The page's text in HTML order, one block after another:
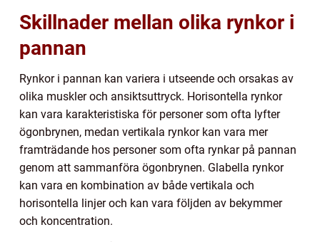
Skillnader mellan olika rynkor i
pannan
Rynkor i pannan kan variera i utseende och orsakas av
olika muskler och ansiktsuttryck. Horisontella rynkor
kan vara karakteristiska för personer som ofta lyfter
ögonbrynen, medan vertikala rynkor kan vara mer
framträdande hos personer som ofta rynkar på pannan
genom att sammanföra ögonbrynen. Glabella rynkor
kan vara en kombination av både vertikala och
horisontella linjer och kan vara följden av bekymmer
och koncentration.